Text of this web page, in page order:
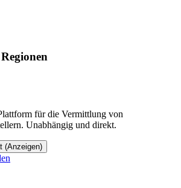
für die Vermittlung von
Unabhängig und direkt.
(Anzeigen)